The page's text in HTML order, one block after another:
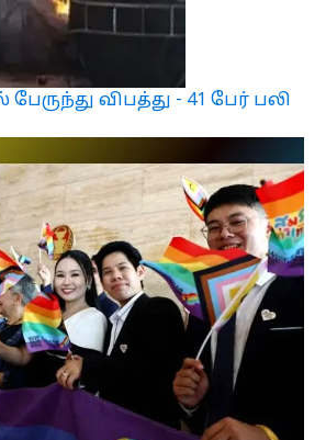
விபத்து - 41 பேர் பலி